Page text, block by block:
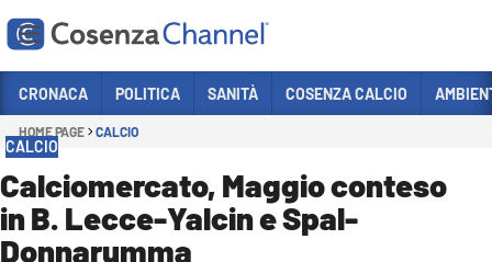
Sezioni
CRONACA
POLITICA
COSENZA CALCIO
CRONACA POLITICA SANITÀ COSENZA CALCIO
HOME PAGE CALCIO
CALCIO
Calciomercato, Maggio conteso
in B. Lecce-Yalcin e Spal-
Donnarumma